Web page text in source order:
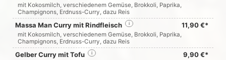
mit Kokosmilch, verschiedenem Gemüse, Brokkoli, Paprika,
Champignons, Erdnuss-Curry, dazu Reis
Massa Man Curry mit Rindfleisch 11,90 €*
i
mit Kokosmilch, verschiedenem Gemüse, Brokkoli, Paprika,
Champignons, Erdnuss-Curry, dazu Reis
Gelber Curry mit Tofu 9,90 €*
i